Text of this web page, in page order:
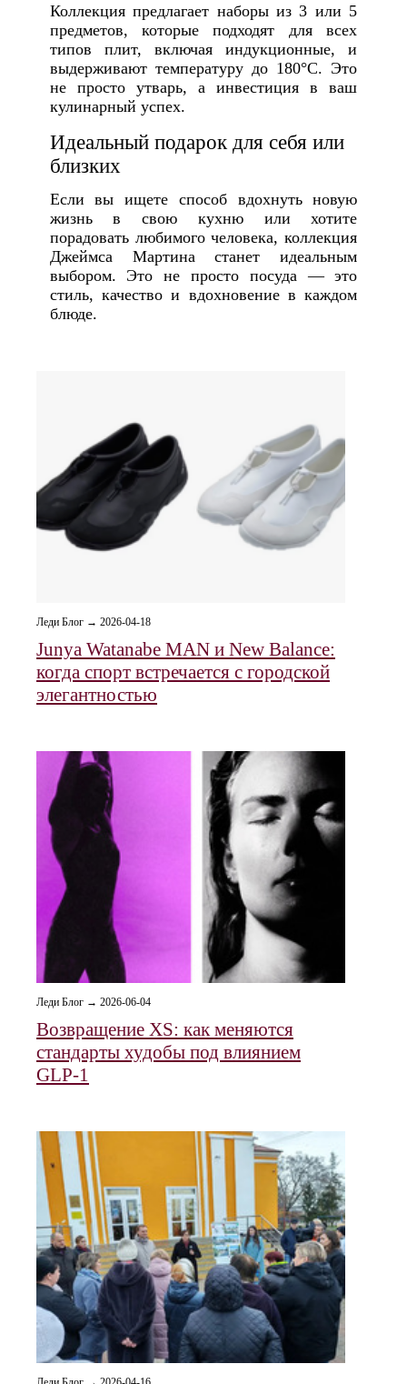
Коллекция предлагает наборы из 3 или 5
предметов, которые подходят для всех
типов плит, включая индукционные, и
выдерживают температуру до 180°C. Это
не просто утварь, а инвестиция в ваш
кулинарный успех.
Идеальный подарок для себя или
близких
Если вы ищете способ вдохнуть новую
жизнь в свою кухню или хотите
порадовать любимого человека, коллекция
Джеймса Мартина станет идеальным
выбором. Это не просто посуда — это
стиль, качество и вдохновение в каждом
блюде.
Леди Блог → 2026-04-18
Junya Watanabe MAN и New Balance:
когда спорт встречается с городской
элегантностью
Леди Блог → 2026-06-04
Возвращение XS: как меняются
стандарты худобы под влиянием
GLP‑1